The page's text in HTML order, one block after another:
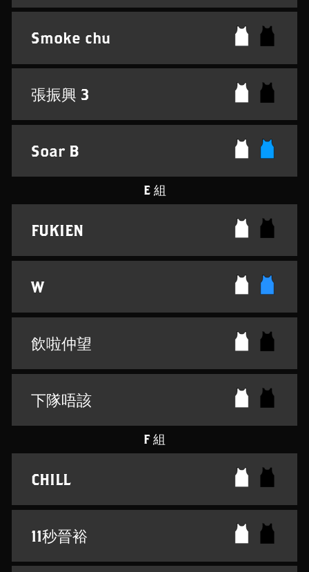
Smoke chu
張振興 3
Soar B
E 組
FUKIEN
W
飲啦仲望
下隊唔該
F 組
CHILL
11秒晉裕